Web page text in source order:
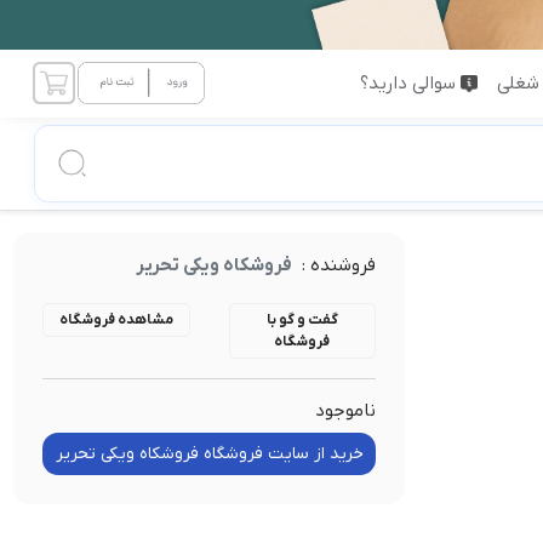
سوالی دارید؟
فروشنده : فروشکاه ویکی تحریر
گفت و گو با
فروشگاه
مشاهده فروشگاه
ناموجود
خرید از سایت فروشگاه فروشکاه ویکی تحریر